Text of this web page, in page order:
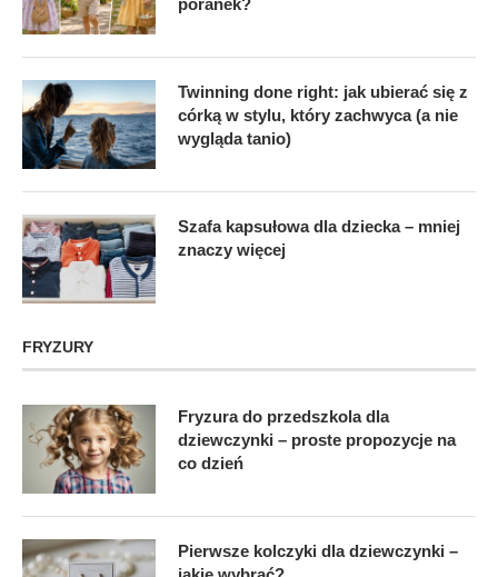
Twinning done right: jak ubierać się z
córką w stylu, który zachwyca (a nie
wygląda tanio)
Szafa kapsułowa dla dziecka – mniej
znaczy więcej
FRYZURY
Fryzura do przedszkola dla
dziewczynki – proste propozycje na
co dzień
Pierwsze kolczyki dla dziewczynki –